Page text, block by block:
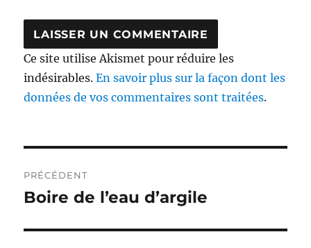
Ce site utilise Akismet pour réduire les
indésirables.En savoir plus sur la façon dont les
données de vos commentaires sont traitées.
de
PRÉCÉDENT
Publication
Boire de l’eau d’argile